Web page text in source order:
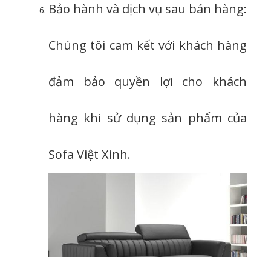
Bảo hành và dịch vụ sau bán hàng:
Chúng tôi cam kết với khách hàng
đảm bảo quyền lợi cho khách
hàng khi sử dụng sản phẩm của
Sofa Việt Xinh.